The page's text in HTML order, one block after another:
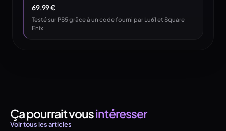
69,99 €
Testé sur PS5 grâce à un code fourni par Lu61 et Square
Enix
Ça pourrait vousintéresser
Voir tous les articles